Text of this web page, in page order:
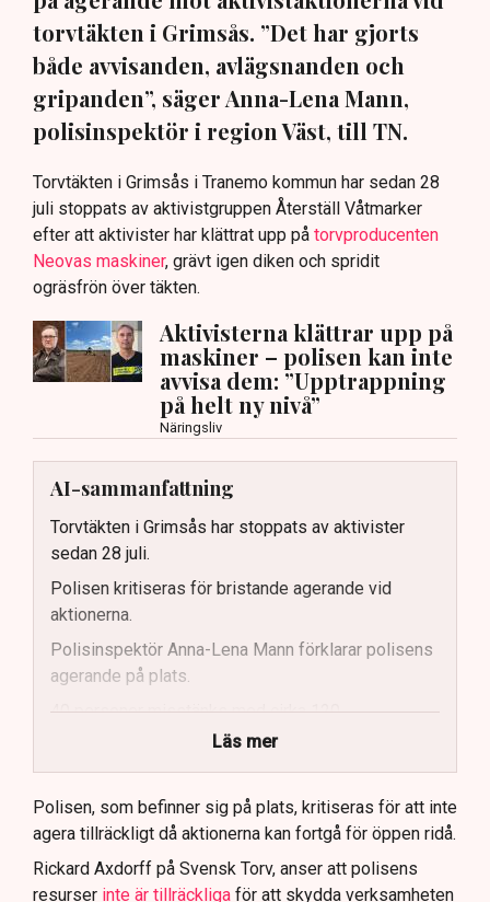
torvtäkten i Grimsås. ”Det har gjorts
både avvisanden, avlägsnanden och
gripanden”, säger Anna-Lena Mann,
polisinspektör i region Väst, till TN.
Torvtäkten i Grimsås i Tranemo kommun har sedan 28
juli stoppats av aktivistgruppen Återställ Våtmarker
efter att aktivister har klättrat upp på torvproducenten
Neovas maskiner, grävt igen diken och spridit
ogräsfrön över täkten.
Aktivisterna klättrar upp på
maskiner – polisen kan inte
avvisa dem: ”Upptrappning
på helt ny nivå”
Näringsliv
AI-sammanfattning
Torvtäkten i Grimsås har stoppats av aktivister
sedan 28 juli.
Polisen kritiseras för bristande agerande vid
aktionerna.
Polisinspektör Anna-Lena Mann förklarar polisens
agerande på plats.
40 personer misstänks med cirka 120
brottsmisstankar kopplade.
Polisen använder drönare och uniformerad polis
för att dokumentera bevis.
Samtidigt är polisarbetet komplext när det gäller
att navigera juridiska rättigheter och gränser.
Läs mer
Polisen, som befinner sig på plats, kritiseras för att inte
agera tillräckligt då aktionerna kan fortgå för öppen ridå.
Rickard Axdorff på Svensk Torv, anser att polisens
resurser inte är tillräckliga för att skydda verksamheten